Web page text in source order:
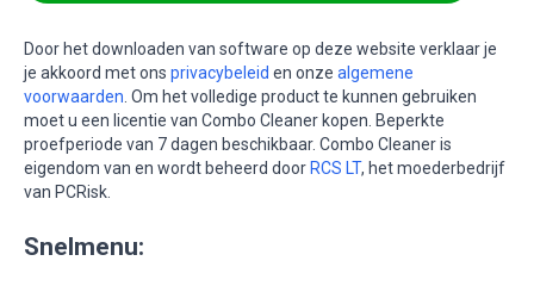
Door het downloaden van software op deze website verklaar je
je akkoord met ons privacybeleid en onze algemene
voorwaarden . Om het volledige product te kunnen gebruiken
moet u een licentie van Combo Cleaner kopen. Beperkte
proefperiode van 7 dagen beschikbaar. Combo Cleaner is
eigendom van en wordt beheerd doorRCS LT, het moederbedrijf
van PCRisk.
Snelmenu: